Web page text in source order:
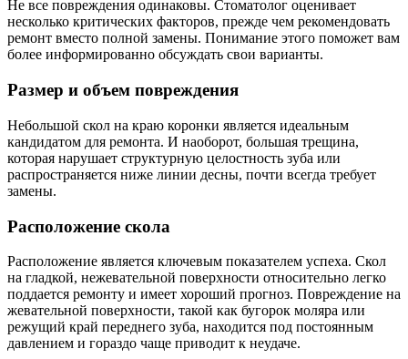
Не все повреждения одинаковы. Стоматолог оценивает
несколько критических факторов, прежде чем рекомендовать
ремонт вместо полной замены. Понимание этого поможет вам
более информированно обсуждать свои варианты.
Размер и объем повреждения
Небольшой скол на краю коронки является идеальным
кандидатом для ремонта. И наоборот, большая трещина,
которая нарушает структурную целостность зуба или
распространяется ниже линии десны, почти всегда требует
замены.
Расположение скола
Расположение является ключевым показателем успеха. Скол
на гладкой, нежевательной поверхности относительно легко
поддается ремонту и имеет хороший прогноз. Повреждение на
жевательной поверхности, такой как бугорок моляра или
режущий край переднего зуба, находится под постоянным
давлением и гораздо чаще приводит к неудаче.